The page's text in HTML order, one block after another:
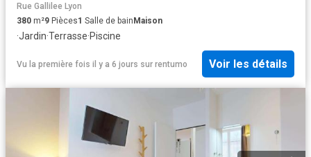
Rue Gallilee Lyon
380 m²9 Pièces1 Salle de bainMaison
·Jardin·Terrasse·Piscine
Vu la première fois il y a 6 jours sur rentumo Voir les détails